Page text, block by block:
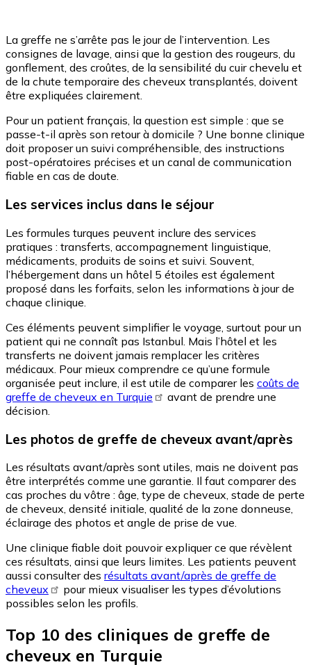
La greffe ne s’arrête pas le jour de l’intervention. Les
consignes de lavage, ainsi que la gestion des rougeurs, du
gonflement, des croûtes, de la sensibilité du cuir chevelu et
de la chute temporaire des cheveux transplantés, doivent
être expliquées clairement.
Pour un patient français, la question est simple : que se
passe-t-il après son retour à domicile ? Une bonne clinique
doit proposer un suivi compréhensible, des instructions
post-opératoires précises et un canal de communication
fiable en cas de doute.
Les services inclus dans le séjour
Les formules turques peuvent inclure des services
pratiques : transferts, accompagnement linguistique,
médicaments, produits de soins et suivi. Souvent,
l’hébergement dans un hôtel 5 étoiles est également
proposé dans les forfaits, selon les informations à jour de
chaque clinique.
Ces éléments peuvent simplifier le voyage, surtout pour un
patient qui ne connaît pas Istanbul. Mais l’hôtel et les
transferts ne doivent jamais remplacer les critères
médicaux. Pour mieux comprendre ce qu’une formule
organisée peut inclure, il est utile de comparer les coûts de
greffe de cheveux en Turquie
avant de prendre une
décision.
Les photos de greffe de cheveux avant/après
Les résultats avant/après sont utiles, mais ne doivent pas
être interprétés comme une garantie. Il faut comparer des
cas proches du vôtre : âge, type de cheveux, stade de perte
de cheveux, densité initiale, qualité de la zone donneuse,
éclairage des photos et angle de prise de vue.
Une clinique fiable doit pouvoir expliquer ce que révèlent
ces résultats, ainsi que leurs limites. Les patients peuvent
aussi consulter des résultats avant/après de greffe de
cheveux
pour mieux visualiser les types d’évolutions
possibles selon les profils.
Top 10 des cliniques de greffe de
cheveux en Turquie